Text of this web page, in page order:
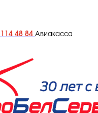
48 84 Авиакасса